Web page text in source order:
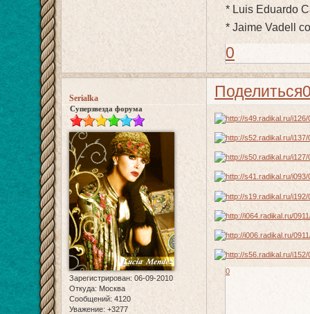
* Luis Eduardo
* Jaime Vadell
0
Поделиться
Serialka
Суперзвезда форума
Зарегистрирован: 06-09-2010
Откуда: Москва
Сообщений: 4120
Уважение: +3277
0